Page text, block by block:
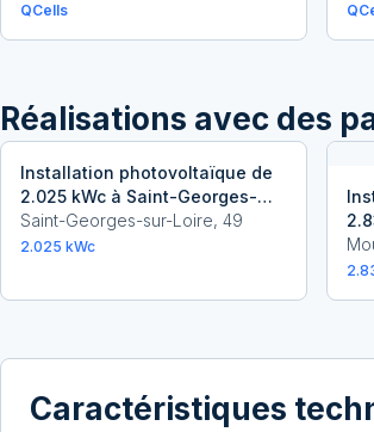
QCells
Réalisations avec des
Installation photovoltaïque de
2.025 kWc à Saint-Georges-
sur-Loire
Saint-Georges-sur-Loire, 49
2.025 kWc
Caractéristiques